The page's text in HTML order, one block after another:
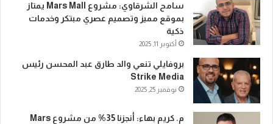
سامح الشرقاوي: مشروع Mars Mall يمتاز
بموقع مميز وتصميم عصري مبتكر وخدمات
ذكية
أكتوبر 11, 2025
بروفايلي تنعي والد طارق عبد المحسن رئيس
Strike Media
نوفمبر 25, 2025
م. كريم بهاء: أنجزنا 35% من مشروع Mars